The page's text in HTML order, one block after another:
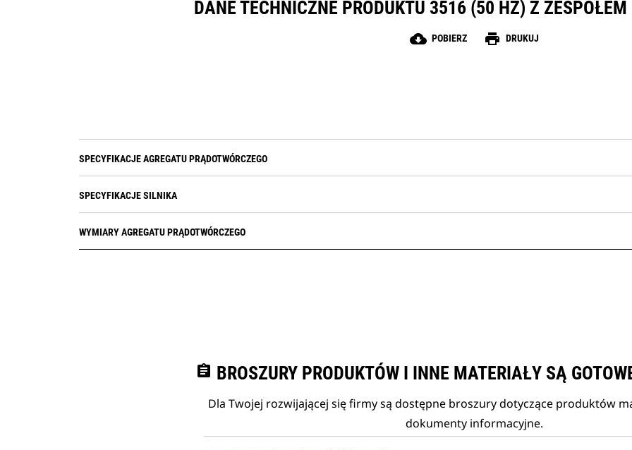
DANE TECHNICZNE PRODUKTU 3516 (50 HZ) Z ZESPOŁEM
cloud_download POBIERZ print DRUKUJ
SPECYFIKACJE AGREGATU PRĄDOTWÓRCZEGO
SPECYFIKACJE SILNIKA
WYMIARY AGREGATU PRĄDOTWÓRCZEGO
assignment BROSZURY PRODUKTÓW I INNE MATERIAŁY SĄ
Dla Twojej rozwijającej się firmy są dostępne broszury dotyczące produktów
dokumenty informacyjne.